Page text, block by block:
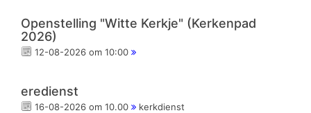
Openstelling "Witte Kerkje" (Kerkenpad
2026)
12-08-2026 om 10:00
eredienst
16-08-2026 om 10.00 kerkdienst